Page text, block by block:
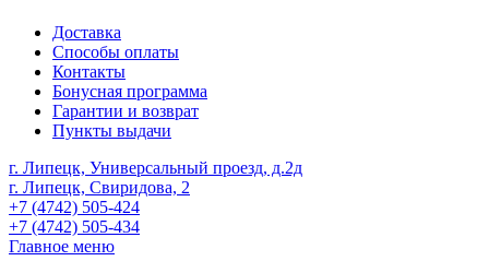
Доставка
Способы оплаты
Контакты
Бонусная программа
Гарантии и возврат
Пункты выдачи
г. Липецк, Универсальный проезд, д.2д
г. Липецк, Свиридова, 2
+7 (4742) 505-424
+7 (4742) 505-434
Главное меню